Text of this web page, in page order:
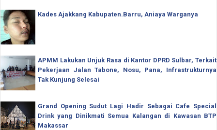
Kades Ajakkang Kabupaten.Barru, Aniaya Warganya
APMM Lakukan Unjuk Rasa di Kantor DPRD Sulbar, Terkait
Pekerjaan Jalan Tabone, Nosu, Pana, Infrastrukturnya
Tak Kunjung Selesai
Grand Opening Sudut Lagi Hadir Sebagai Cafe Special
Drink yang Dinikmati Semua Kalangan di Kawasan BTP
Makassar